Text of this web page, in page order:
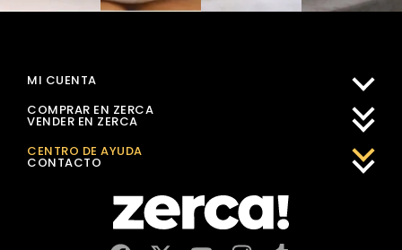
MI CUENTA
COMPRAR EN ZERCA
VENDER EN ZERCA
CENTRO DE AYUDA
CONTACTO